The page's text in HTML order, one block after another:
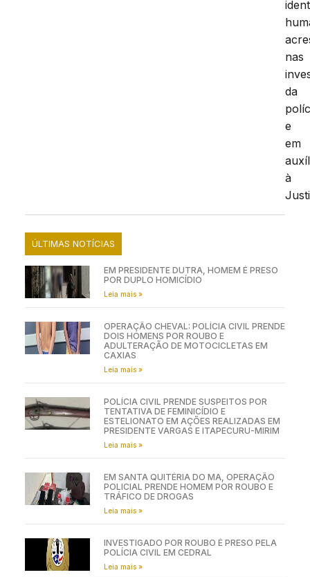
nas
da
e
em
à
ÚLTIMAS NOTÍCIAS
EM PRESIDENTE DUTRA, HOMEM É PRESO
POR DUPLO HOMICÍDIO
Leia mais »
OPERAÇÃO CHEVAL: POLÍCIA CIVIL PRENDE
DOIS HOMENS POR ROUBO E
ADULTERAÇÃO DE MOTOCICLETAS EM
CAXIAS
Leia mais »
POLÍCIA CIVIL PRENDE SUSPEITOS POR
TENTATIVA DE FEMINICÍDIO E
ESTELIONATO EM AÇÕES REALIZADAS EM
PRESIDENTE VARGAS E ITAPECURU-MIRIM
Leia mais »
EM SANTA QUITÉRIA DO MA, OPERAÇÃO
POLICIAL PRENDE HOMEM POR ROUBO E
TRÁFICO DE DROGAS
Leia mais »
INVESTIGADO POR ROUBO É PRESO PELA
POLÍCIA CIVIL EM CEDRAL
Leia mais »